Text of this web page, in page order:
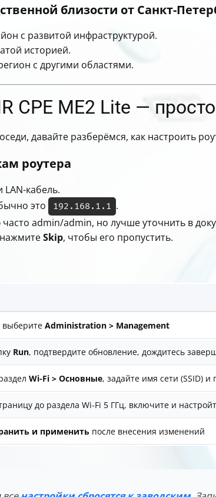
близости от Санкт-
с развитой инфраструктурой.
историей.
с другими областями.
CPE ME2 Lite —
давайте разберёмся, как настроить
роутера
кабель.
это
192.168.1.1 .
admin/admin, но лучше уточнить в
Skip, чтобы его пропустить.
Administration > Management
Run, подтвердите обновление, дождитесь
Wi-Fi > Основные, задайте имя сети (SSID) и
до раздела Wi-Fi 5 ГГц, включите и
и применить после внесения изменений